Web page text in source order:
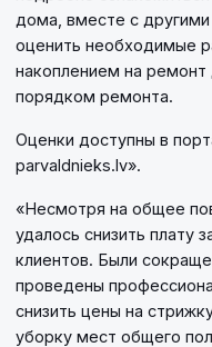
дома, вместе с
оценить необходимые
накоплением на
порядком ремонта.
Оценки доступны в
parvaldnieks.lv».
«Несмотря на общее
удалось снизить плату
клиентов. Были
проведены
снизить цены на
уборку мест общего